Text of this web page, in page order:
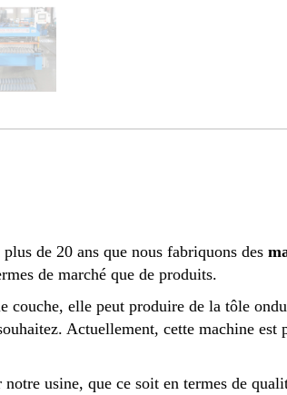
de 20 ans que nous fabriquons des
de marché que de produits.
couche, elle peut produire de la tôle
Actuellement, cette machine
notre usine, que ce soit en termes de